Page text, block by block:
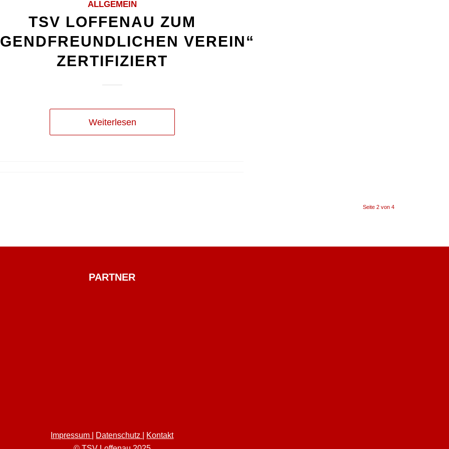
ALLGEMEIN
TSV LOFFENAU ZUM
VEREIN“
ZERTIFIZIERT
Weiterlesen
Seite 2 von 4
PARTNER
Impressum Datenschutz
Kontakt